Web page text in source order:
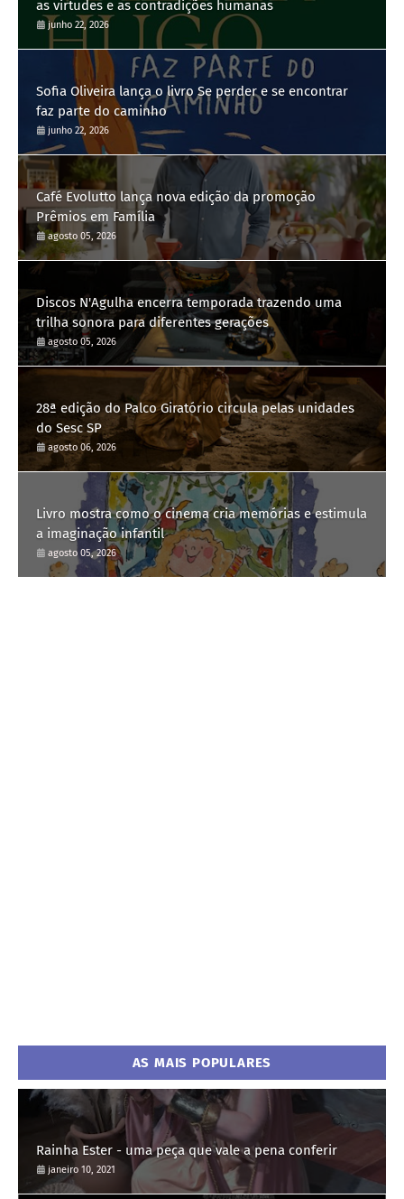
as virtudes e as contradições humanas
junho 22, 2026
Sofia Oliveira lança o livro Se perder e se encontrar
faz parte do caminho
junho 22, 2026
Café Evolutto lança nova edição da promoção
Prêmios em Família
agosto 05, 2026
Discos N'Agulha encerra temporada trazendo uma
trilha sonora para diferentes gerações
agosto 05, 2026
28ª edição do Palco Giratório circula pelas unidades
do Sesc SP
agosto 06, 2026
Livro mostra como o cinema cria memórias e estimula
a imaginação infantil
agosto 05, 2026
AS MAIS POPULARES
Rainha Ester - uma peça que vale a pena conferir
janeiro 10, 2021